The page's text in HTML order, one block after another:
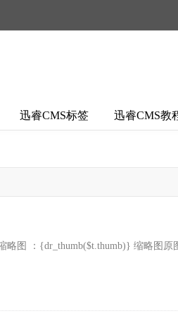
迅睿CMS标签 迅睿CMS教
图 ：{dr_thumb($t.thumb)} 缩略图原